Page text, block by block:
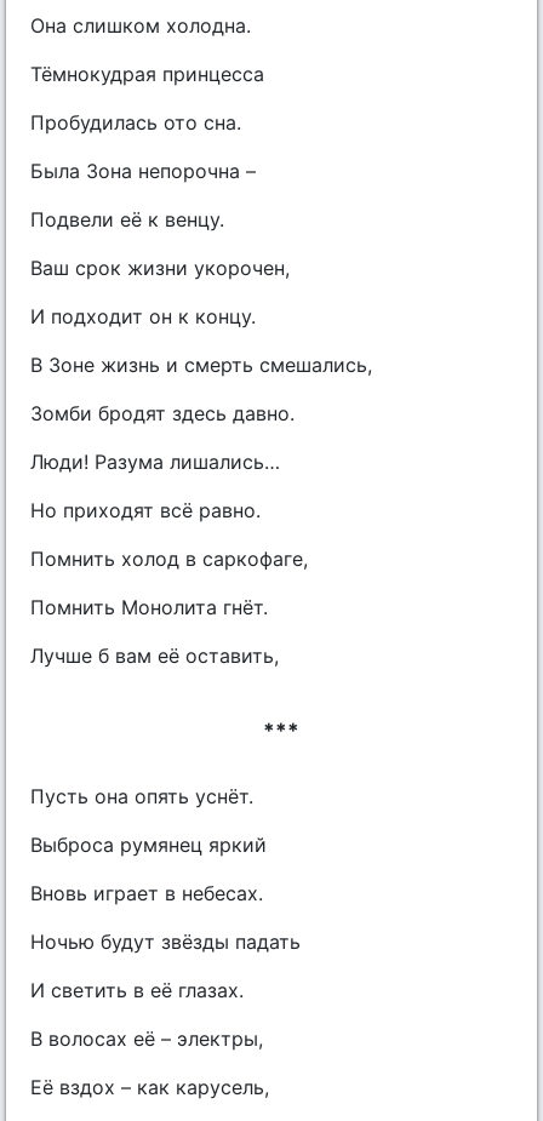
Она слишком холодна.
Тёмнокудрая принцесса
Пробудилась ото сна.
Была Зона непорочна –
Подвели её к венцу.
Ваш срок жизни укорочен,
И подходит он к концу.
В Зоне жизнь и смерть смешались,
Зомби бродят здесь давно.
Люди! Разума лишались…
Но приходят всё равно.
Помнить холод в саркофаге,
Помнить Монолита гнёт.
Лучше б вам её оставить,
***
Пусть она опять уснёт.
Выброса румянец яркий
Вновь играет в небесах.
Ночью будут звёзды падать
И светить в её глазах.
В волосах её – электры,
Её вздох – как карусель,